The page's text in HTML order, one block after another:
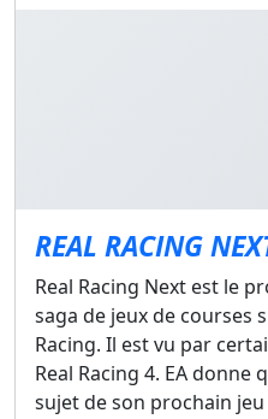
REAL RACING
Real Racing Next est le
saga de jeux de courses
Racing. Il est vu par
Real Racing 4. EA
sujet de son prochain jeu